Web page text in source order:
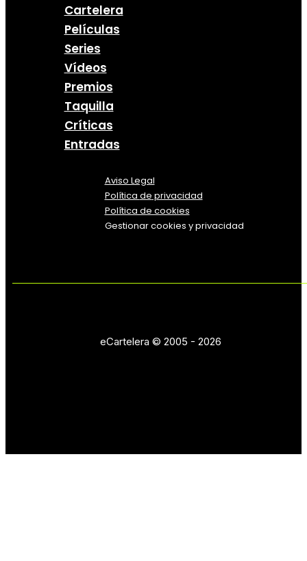
Cartelera
Películas
Series
Vídeos
Premios
Taquilla
Críticas
Entradas
Aviso Legal
Política de privacidad
Política de cookies
Gestionar cookies y privacidad
eCartelera © 2005 - 2026